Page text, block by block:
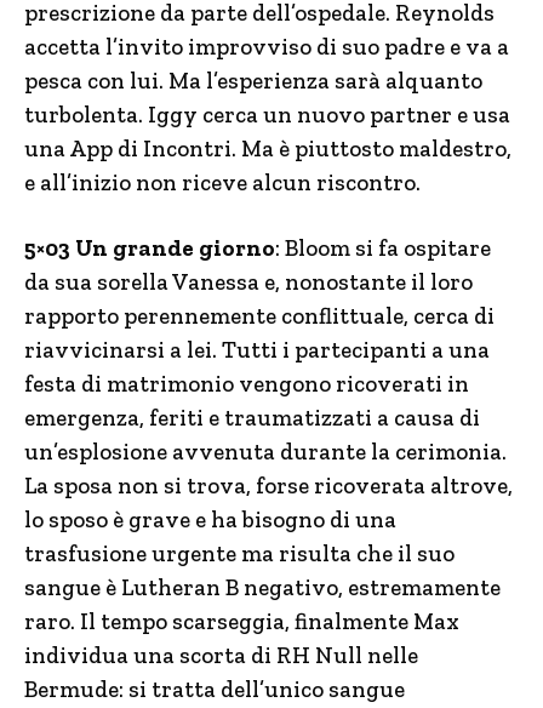
prescrizione da parte dell’ospedale. Reynolds
accetta l’invito improvviso di suo padre e va a
pesca con lui. Ma l’esperienza sarà alquanto
turbolenta. Iggy cerca un nuovo partner e usa
una App di Incontri. Ma è piuttosto maldestro,
e all’inizio non riceve alcun riscontro.
5×03 Un grande giorno: Bloom si fa ospitare
da sua sorella Vanessa e, nonostante il loro
rapporto perennemente conflittuale, cerca di
riavvicinarsi a lei. Tutti i partecipanti a una
festa di matrimonio vengono ricoverati in
emergenza, feriti e traumatizzati a causa di
un’esplosione avvenuta durante la cerimonia.
La sposa non si trova, forse ricoverata altrove,
lo sposo è grave e ha bisogno di una
trasfusione urgente ma risulta che il suo
sangue è Lutheran B negativo, estremamente
raro. Il tempo scarseggia, finalmente Max
individua una scorta di RH Null nelle
Bermude: si tratta dell’unico sangue